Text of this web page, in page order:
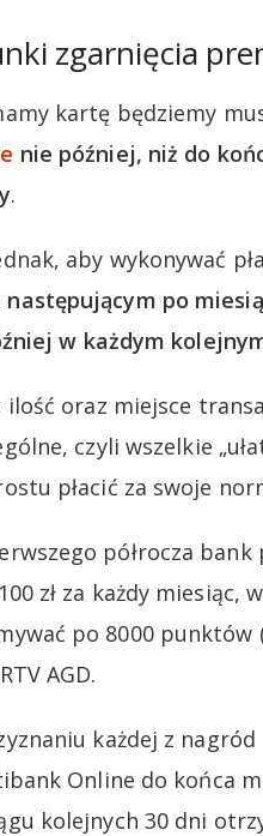
zgarnięcia
kartę będziemy
nie później, niż do
.
aby wykonywać
po
w każdym
oraz miejsce
czyli wszelkie
płacić za swoje
półrocza
zł za każdy
po 8000 punktów
AGD.
każdej z
Online do końca
kolejnych 30 dni